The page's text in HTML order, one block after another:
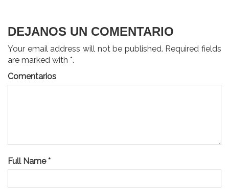
DEJANOS UN COMENTARIO
Your email address will not be published. Required fields
are marked with *.
Comentarios
Full Name *